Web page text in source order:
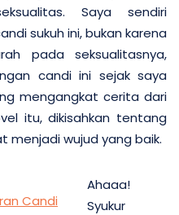
Saya sendiri
sukuh ini, bukan karena
pada seksualitasnya,
candi ini sejak saya
mengangkat cerita dari
itu, dikisahkan tentang
menjadi wujud yang baik.
Ahaaa!
Syukur